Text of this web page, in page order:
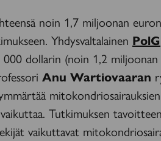
noin 1,7 miljoonan
Yhdysvaltalainen PolG
dollarin (noin 1,2 miljoonan
Anu Wartiovaaran
Tutkimuksen
vaikuttavat